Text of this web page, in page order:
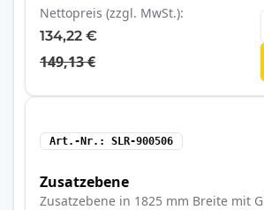
Nettopreis (zzgl. MwSt.)
134,22 €
149,13 €
Art.-Nr. SLR-900506
Zusatzebene
Zusatzebene in 1825 mm Breite mit